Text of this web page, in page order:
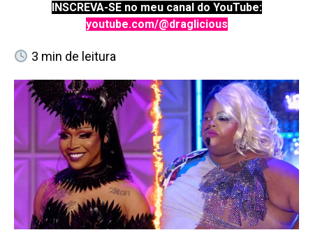
INSCREVA-SE no meu canal do YouTube:
youtube.com/@draglicious
3 min de leitura